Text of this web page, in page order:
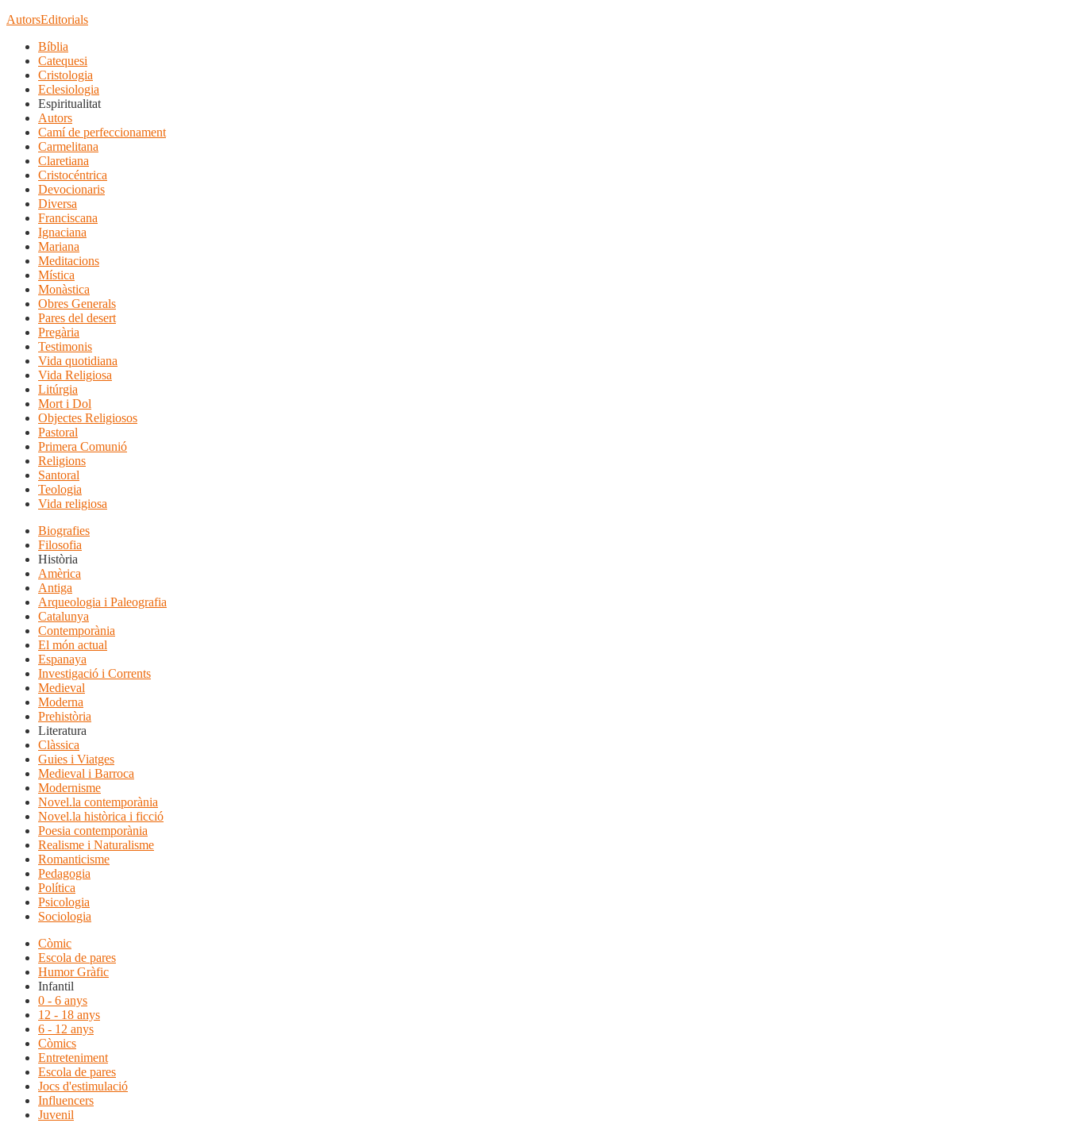
AutorsEditorials
Bíblia
Catequesi
Cristologia
Eclesiologia
Espiritualitat
Autors
Camí de perfeccionament
Carmelitana
Claretiana
Cristocéntrica
Devocionaris
Diversa
Franciscana
Ignaciana
Mariana
Meditacions
Mística
Monàstica
Obres Generals
Pares del desert
Pregària
Testimonis
Vida quotidiana
Vida Religiosa
Litúrgia
Mort i Dol
Objectes Religiosos
Pastoral
Primera Comunió
Religions
Santoral
Teologia
Vida religiosa
Biografies
Filosofia
Història
Amèrica
Antiga
Arqueologia i Paleografia
Catalunya
Contemporània
El món actual
Espanaya
Investigació i Corrents
Medieval
Moderna
Prehistòria
Literatura
Clàssica
Guies i Viatges
Medieval i Barroca
Modernisme
Novel.la contemporània
Novel.la històrica i ficció
Poesia contemporània
Realisme i Naturalisme
Romanticisme
Pedagogia
Política
Psicologia
Sociologia
Còmic
Escola de pares
Humor Gràfic
Infantil
0 - 6 anys
12 - 18 anys
6 - 12 anys
Còmics
Entreteniment
Escola de pares
Jocs d'estimulació
Influencers
Juvenil